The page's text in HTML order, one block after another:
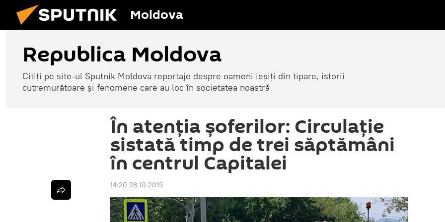
Moldova
Republica Moldova
Citiți pe site-ul Sputnik Moldova reportaje despre oameni ieșiți din tipare, istorii
cutremurătoare și fenomene care au loc în societatea noastră
În atenția șoferilor: Circulație
sistată timp de trei săptămâni
în centrul Capitalei
14:20 28.10.2019